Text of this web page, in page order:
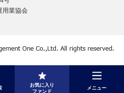
お気に入り
ファンド
メニュー
用業協会